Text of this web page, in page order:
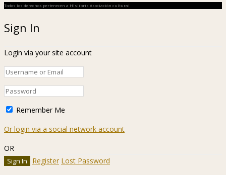
Todos los derechos pertenecen a Hislibris Asociación cultural
Sign In
Login via your site account
Remember Me
Or login via a social network account
OR
Register Lost Password